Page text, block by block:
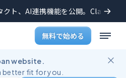
クト、AI連携機能を公開。Claude
無料で始める
website.
better fit for you.